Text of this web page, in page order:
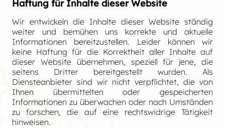
Haftung für Inhalte dieser Website
Wir entwickeln die Inhalte dieser Website ständig
weiter und bemühen uns korrekte und aktuelle
Informationen bereitzustellen. Leider können wir
keine Haftung für die Korrektheit aller Inhalte auf
dieser Website übernehmen, speziell für jene, die
seitens Dritter bereitgestellt wurden. Als
Diensteanbieter sind wir nicht verpflichtet, die von
Ihnen übermittelten oder gespeicherten
Informationen zu überwachen oder nach Umständen
zu forschen, die auf eine rechtswidrige Tätigkeit
hinweisen.